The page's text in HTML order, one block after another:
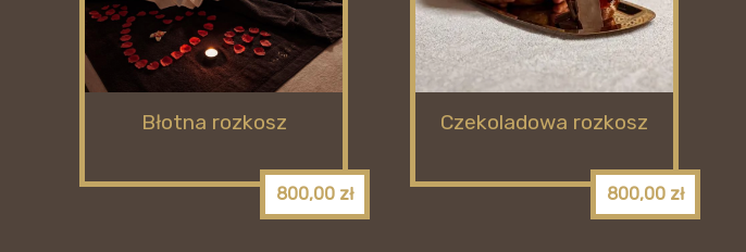
Błotna rozkosz
800,00 zł
Czekoladowa rozkosz
800,00 zł